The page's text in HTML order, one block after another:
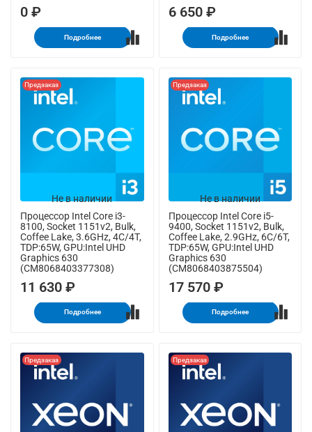
0 ₽
Подробнее
6 650 ₽
Подробнее
Не в наличии
Предзаказ
Процессор Intel Core i3-
8100, Socket 1151v2, Bulk,
Coffee Lake, 3.6GHz, 4C/4T,
TDP:65W, GPU:Intel UHD
Graphics 630
(CM8068403377308)
11 630 ₽
Подробнее
Не в наличии
Предзаказ
Процессор Intel Core i5-
9400, Socket 1151v2, Bulk,
Coffee Lake, 2.9GHz, 6C/6T,
TDP:65W, GPU:Intel UHD
Graphics 630
(CM8068403875504)
17 570 ₽
Подробнее
Предзаказ Предзаказ